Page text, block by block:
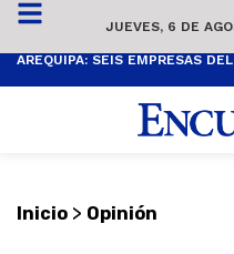
JUEVES, 6 DE
Inicio > Opinión